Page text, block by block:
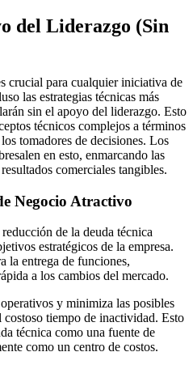
del Liderazgo (Sin
crucial para cualquier iniciativa de
las estrategias técnicas más
sin el apoyo del liderazgo. Esto
técnicos complejos a términos
tomadores de decisiones. Los
en esto, enmarcando las
comerciales tangibles.
Negocio Atractivo
de la deuda técnica
estratégicos de la empresa.
la entrega de funciones,
a los cambios del mercado.
y minimiza las posibles
tiempo de inactividad. Esto
técnica como una fuente de
como un centro de costos.